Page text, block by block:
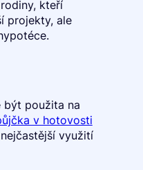
kteří
projekty, ale
být použita na
v hotovosti
využití